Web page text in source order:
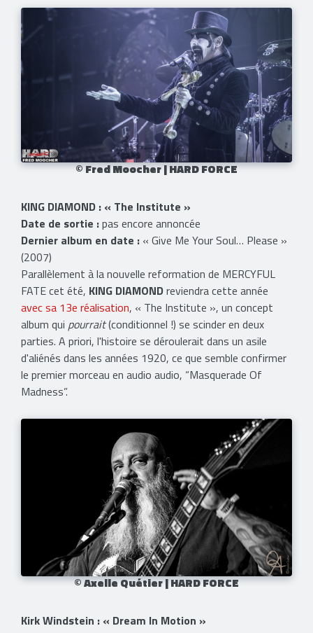
© Fred Moocher | HARD FORCE
KING DIAMOND : « The Institute »
Date de sortie :pas encore annoncée
Dernier album en date : « Give Me Your Soul… Please »
(2007)
Parallèlement à la nouvelle reformation de MERCYFUL
FATE cet été, KING DIAMONDreviendra cette année
avec sa 13e réalisation, « The Institute », un concept
album qui pourrait(conditionnel !) se scinder en deux
parties. A priori, l'histoire se déroulerait dans un asile
d'aliénés dans les années 1920, ce que semble confirmer
le premier morceau en audio audio, “Masquerade Of
Madness”.
© Axelle Quétier | HARD FORCE
Kirk Windstein : « Dream In Motion »